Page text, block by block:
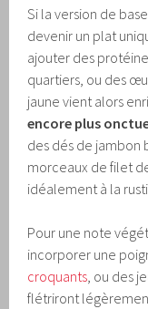
Si la version de
devenir un plat
ajouter des
quartiers, ou des
jaune vient alors
encore plus
des dés de jambon
morceaux de filet
idéalement à la
Pour une note
incorporer une
croquants, ou des
flétriront